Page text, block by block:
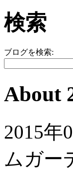
検索
ブログを検索:
About
2015年
ムガー